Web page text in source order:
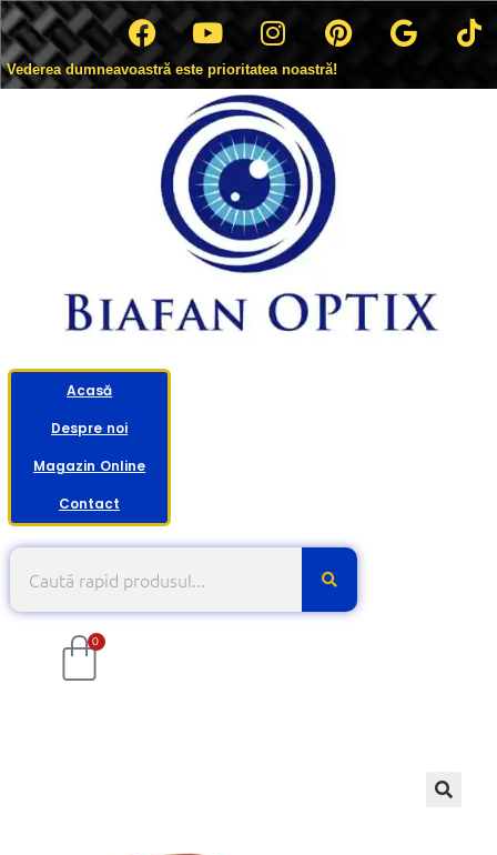
Vederea dumneavoastră este prioritatea noastră!
Acasă
Despre noi
Magazin Online
Contact
0